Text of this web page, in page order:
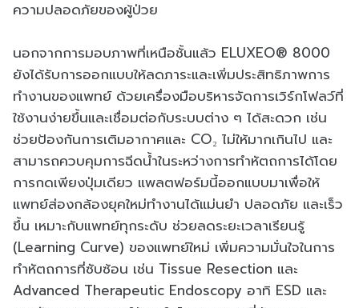
ความปลอดภัยของผู้ป่วย
นอกจากการมอบภาพที่เหนือชั้นแล้ว ELUXEO® 8000
ยังได้รับการออกแบบให้ลดภาระและเพิ่มประสิทธิภาพการ
ทำงานของแพทย์ ด้วยเครื่องมือบริหารจัดการเวิร์กโฟลว์ที่
ใช้งานง่ายขึ้นและเชื่อมต่อกับระบบต่าง ๆ ได้สะดวก เช่น
ช่วยป้องกันการเติมอากาศและ CO₂ ไม่ให้มากเกินไป และ
สามารถควบคุมการฉีดน้ำในระหว่างการทำหัตถการได้โดย
การกดเพียงปุ่มเดียว แพลตฟอร์มนี้ออกแบบมาเพื่อให้
แพทย์ส่องกล้องยุคใหม่ทำงานได้แม่นยำ ปลอดภัย และเร็ว
ขึ้น เหมาะกับแพทย์ทุกระดับ ช่วยลดระยะเวลาเรียนรู้
(Learning Curve) ของแพทย์ใหม่ เพิ่มความมั่นใจในการ
ทำหัตถการที่ซับซ้อน เช่น Tissue Resection และ
Advanced Therapeutic Endoscopy อาทิ ESD และ